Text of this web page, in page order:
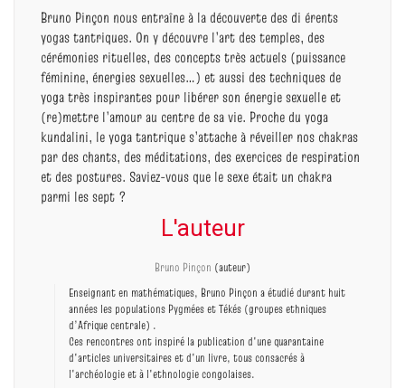
Bruno Pinçon nous entraîne à la découverte des di érents
yogas tantriques. On y découvre l’art des temples, des
cérémonies rituelles, des concepts très actuels (puissance
féminine, énergies sexuelles…) et aussi des techniques de
yoga très inspirantes pour libérer son énergie sexuelle et
(re)mettre l’amour au centre de sa vie. Proche du yoga
kundalini, le yoga tantrique s’attache à réveiller nos chakras
par des chants, des méditations, des exercices de respiration
et des postures. Saviez-vous que le sexe était un chakra
parmi les sept ?
L'auteur
Bruno Pinçon (auteur)
Enseignant en mathématiques, Bruno Pinçon a étudié durant huit
années les populations Pygmées et Tékés (groupes ethniques
d’Afrique centrale) .
Ces rencontres ont inspiré la publication d'une quarantaine
d'articles universitaires et d'un livre, tous consacrés à
l'archéologie et à l'ethnologie congolaises.